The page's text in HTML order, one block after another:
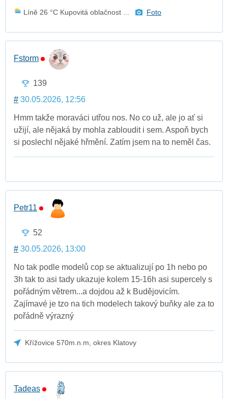
Líně 26 °C Kupovitá oblačnost ... Foto
Fstorm
139
# 30.05.2026, 12:56
Hmm takže moraváci utřou nos. No co už, ale jo ať si
užijí, ale nějaká by mohla zabloudit i sem. Aspoň bych
si poslechl nějaké hřmění. Zatím jsem na to neměl čas.
Petr11
52
# 30.05.2026, 13:00
No tak podle modelů cop se aktualizují po 1h nebo po
3h tak to asi tady ukazuje kolem 15-16h asi supercely s
pořádným větrem...a dojdou až k Budějovicím.
Zajímavé je tzo na tich modelech takový buňky ale za to
pořádně výrazný
Křížovice 570m.n.m, okres Klatovy
Tadeas